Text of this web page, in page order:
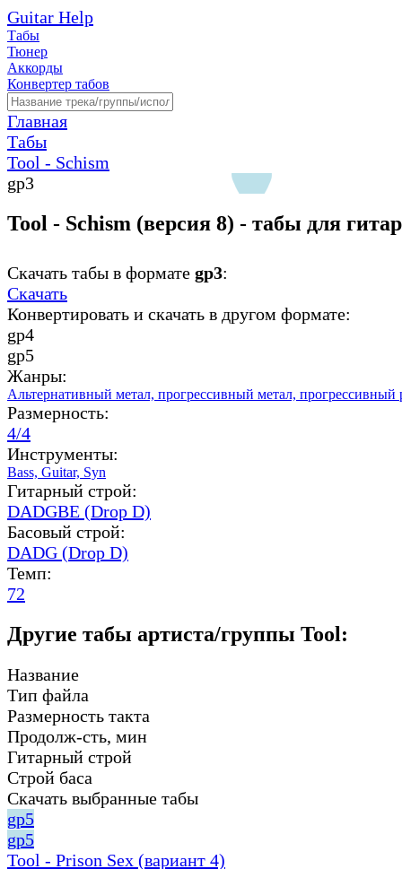
Guitar Help
Табы
Тюнер
Аккорды
Конвертер табов
Главная
Табы
Tool - Schism
gp3
Tool - Schism (версия 8) - табы для
Скачать табы в формате gp3:
Скачать
Конвертировать и скачать в другом формате:
gp4
gp5
Жанры:
Альтернативный метал, прогрессивный метал, прогрессивный
Размерность:
4/4
Инструменты:
Bass, Guitar, Syn
Гитарный строй:
DADGBE (Drop D)
Басовый строй:
DADG (Drop D)
Темп:
72
Другие табы артиста/группы Tool:
Название
Тип файла
Размерность такта
Продолж-сть, мин
Гитарный строй
Строй баса
Скачать выбранные табы
gp5
gp5
Tool - Prison Sex (вариант 4)